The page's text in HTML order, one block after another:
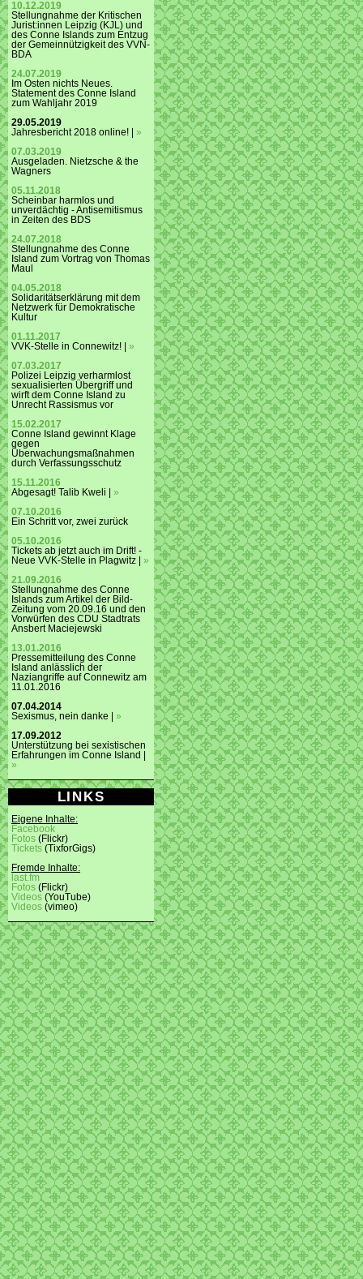
10.12.2019
Stellungnahme der Kritischen
Jurist:innen Leipzig (KJL) und
des Conne Islands zum Entzug
der Gemeinnützigkeit des VVN-
BDA
24.07.2019
Im Osten nichts Neues.
Statement des Conne Island
zum Wahljahr 2019
29.05.2019
Jahresbericht 2018 online! | »
07.03.2019
Ausgeladen. Nietzsche & the
Wagners
05.11.2018
Scheinbar harmlos und
unverdächtig - Antisemitismus
in Zeiten des BDS
24.07.2018
Stellungnahme des Conne
Island zum Vortrag von Thomas
Maul
04.05.2018
Solidaritätserklärung mit dem
Netzwerk für Demokratische
Kultur
01.11.2017
VVK-Stelle in Connewitz! | »
07.03.2017
Polizei Leipzig verharmlost
sexualisierten Übergriff und
wirft dem Conne Island zu
Unrecht Rassismus vor
15.02.2017
Conne Island gewinnt Klage
gegen
Überwachungsmaßnahmen
durch Verfassungsschutz
15.11.2016
Abgesagt! Talib Kweli | »
07.10.2016
Ein Schritt vor, zwei zurück
05.10.2016
Tickets ab jetzt auch im Drift! -
Neue VVK-Stelle in Plagwitz | »
21.09.2016
Stellungnahme des Conne
Islands zum Artikel der Bild-
Zeitung vom 20.09.16 und den
Vorwürfen des CDU Stadtrats
Ansbert Maciejewski
13.01.2016
Pressemitteilung des Conne
Island anlässlich der
Naziangriffe auf Connewitz am
11.01.2016
07.04.2014
Sexismus, nein danke | »
17.09.2012
Unterstützung bei sexistischen
Erfahrungen im Conne Island |
»
LINKS
Eigene Inhalte:
Facebook
Fotos (Flickr)
Tickets (TixforGigs)
Fremde Inhalte:
last.fm
Fotos (Flickr)
Videos (YouTube)
Videos (vimeo)